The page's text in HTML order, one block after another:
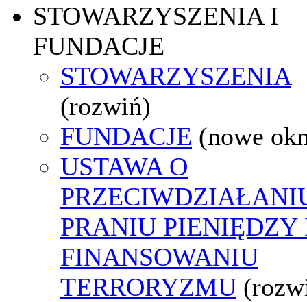
STOWARZYSZENIA I
FUNDACJE
STOWARZYSZENIA
(rozwiń)
FUNDACJE (nowe
USTAWA O
PRANIU PIENIĘDZY
FINANSOWANIU
TERRORYZMU